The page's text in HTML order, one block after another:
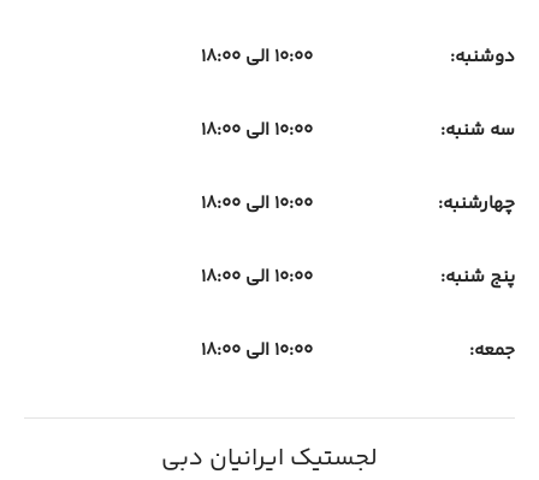
دوشنبه: 10:00 الی 18:00
سه شنبه: 10:00 الی 18:00
چهارشنبه: 10:00 الی 18:00
پنج شنبه: 10:00 الی 18:00
جمعه: 10:00 الی 18:00
لجستیک ایرانیان دبی